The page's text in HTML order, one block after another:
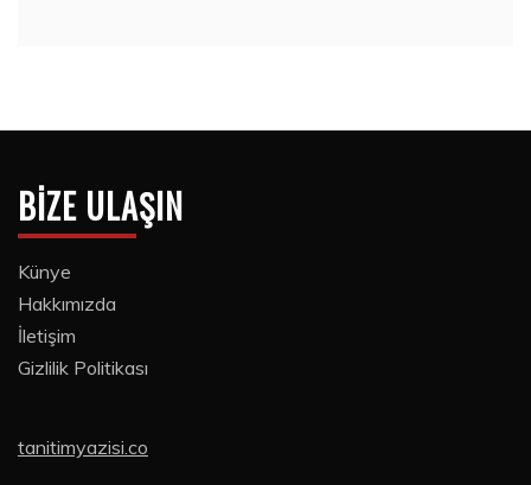
BIZE ULAŞIN
Künye
Hakkımızda
İletişim
Gizlilik Politikası
tanitimyazisi.co